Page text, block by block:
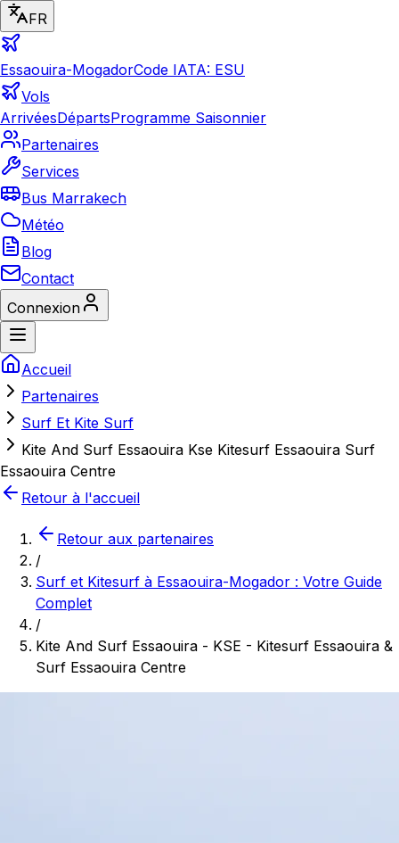
FR
Essaouira-MogadorCode IATA: ESU
Vols
ArrivéesDépartsProgramme Saisonnier
Partenaires
Services
Bus Marrakech
Météo
Blog
Contact
Connexion
Accueil
Partenaires
Surf Et Kite Surf
Kite And Surf Essaouira Kse Kitesurf Essaouira Surf
Essaouira Centre
Retour à l'accueil
Retour aux partenaires
/
Surf et Kitesurf à Essaouira-Mogador : Votre Guide
Complet
/
Kite And Surf Essaouira - KSE - Kitesurf Essaouira &
Surf Essaouira Centre